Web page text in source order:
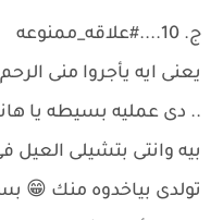
ج. 10....#علاقه_ممنوعه
يعنى ايه يأجروا منى
.. دى عمليه بسيطه يا
بيه وانتى بتشيلى
تولدى بياخدوه منك 😁